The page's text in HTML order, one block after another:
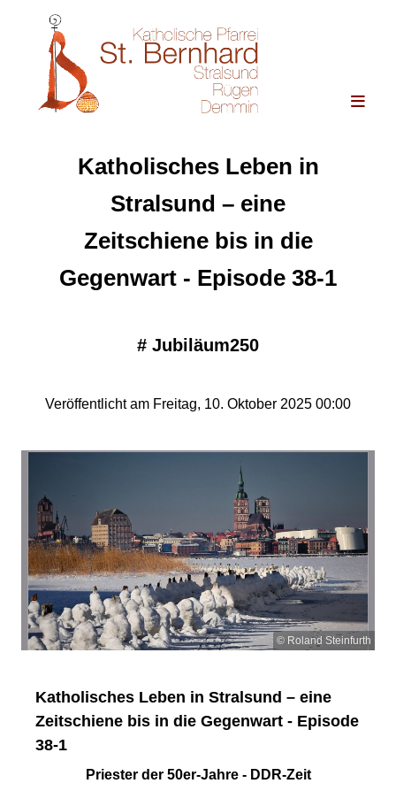
Katholisches Leben in
Stralsund – eine
Zeitschiene bis in die
Gegenwart - Episode 38-1
# Jubiläum250
Veröffentlicht am Freitag, 10. Oktober 2025 00:00
© Roland Steinfurth
Katholisches Leben in Stralsund – eine
Zeitschiene bis in die Gegenwart - Episode
38-1
Priester der 50er-Jahre - DDR-Zeit